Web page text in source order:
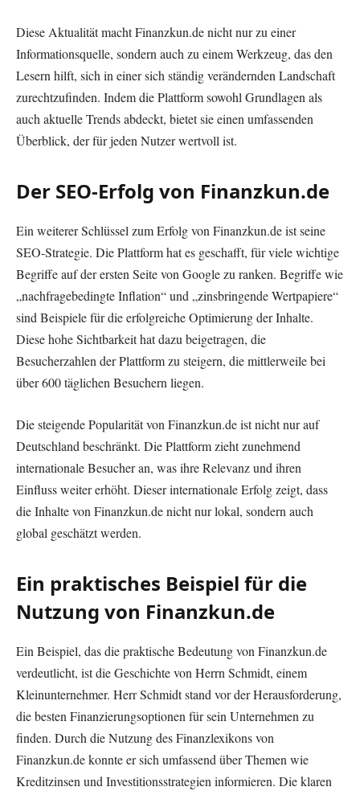
Diese Aktualität macht Finanzkun.de nicht nur zu einer
Informationsquelle, sondern auch zu einem Werkzeug, das den
Lesern hilft, sich in einer sich ständig verändernden Landschaft
zurechtzufinden. Indem die Plattform sowohl Grundlagen als
auch aktuelle Trends abdeckt, bietet sie einen umfassenden
Überblick, der für jeden Nutzer wertvoll ist.
Der SEO-Erfolg von Finanzkun.de
Ein weiterer Schlüssel zum Erfolg von Finanzkun.de ist seine
SEO-Strategie. Die Plattform hat es geschafft, für viele wichtige
Begriffe auf der ersten Seite von Google zu ranken. Begriffe wie
„nachfragebedingte Inflation“ und „zinsbringende Wertpapiere“
sind Beispiele für die erfolgreiche Optimierung der Inhalte.
Diese hohe Sichtbarkeit hat dazu beigetragen, die
Besucherzahlen der Plattform zu steigern, die mittlerweile bei
über 600 täglichen Besuchern liegen.
Die steigende Popularität von Finanzkun.de ist nicht nur auf
Deutschland beschränkt. Die Plattform zieht zunehmend
internationale Besucher an, was ihre Relevanz und ihren
Einfluss weiter erhöht. Dieser internationale Erfolg zeigt, dass
die Inhalte von Finanzkun.de nicht nur lokal, sondern auch
global geschätzt werden.
Ein praktisches Beispiel für die
Nutzung von Finanzkun.de
Ein Beispiel, das die praktische Bedeutung von Finanzkun.de
verdeutlicht, ist die Geschichte von Herrn Schmidt, einem
Kleinunternehmer. Herr Schmidt stand vor der Herausforderung,
die besten Finanzierungsoptionen für sein Unternehmen zu
finden. Durch die Nutzung des Finanzlexikons von
Finanzkun.de konnte er sich umfassend über Themen wie
Kreditzinsen und Investitionsstrategien informieren. Die klaren